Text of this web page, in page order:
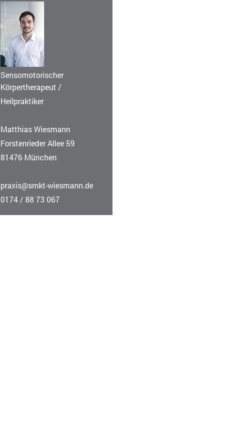
Sensomotorischer
Körpertherapeut /
Heilpraktiker
Matthias Wiesmann
Forstenrieder Allee 59
81476 München
praxis@smkt-wiesmann.de
0174 / 88 73 067